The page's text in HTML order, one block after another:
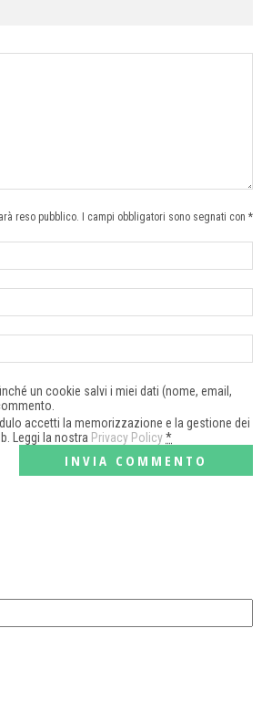
reso pubblico. I campi obbligatori sono segnati con *
un cookie salvi i miei dati (nome, email,
accetti la memorizzazione e la gestione dei
Leggi la nostra Privacy Policy*